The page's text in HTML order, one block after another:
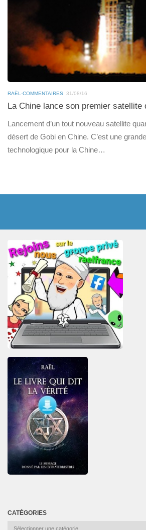
RAËL-COMMENTAIRES 31/08/16
La Chine lance son premier satellite
Lancement d’un tout nouveau satellite
désert de Gobi en Chine. C’est une
technologique pour la Chine…
CATÉGORIES
Catégories